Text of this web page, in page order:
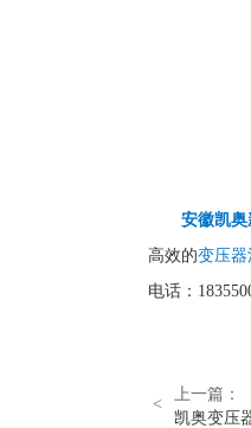
安徽凯奥
高效的变压器
电话：
<
上一篇：
凯奥变压